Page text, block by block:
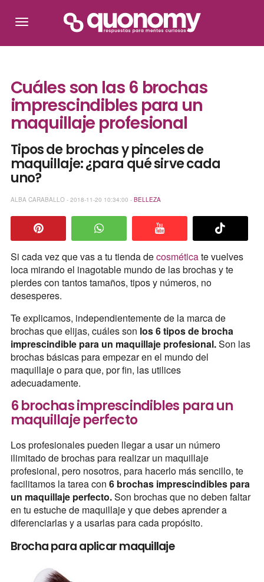
Cuáles son las 6 brochas
imprescindibles para un
maquillaje profesional
Tipos de brochas y pinceles de
maquillaje: ¿para qué sirve cada
uno?
ALBA CARABALLO - 2018-11-20 10:34:00 - BELLEZA
Si cada vez que vas a tu tienda decosméticate vuelves
loca mirando el inagotable mundo de las brochas y te
pierdes con tantos tamaños, tipos y números, no
desesperes.
Te explicamos, independientemente de la marca de
brochas que elijas, cuáles son los 6 tipos de brocha
imprescindible para un maquillaje profesional.Son las
brochas básicas para empezar en el mundo del
maquillaje o para que, por fin, las utilices
adecuadamente.
6 brochas imprescindibles para un
maquillaje perfecto
Los profesionales pueden llegar a usar un número
ilimitado de brochas para realizar un maquillaje
profesional, pero nosotros, para hacerlo más sencillo, te
facilitamos la tarea con 6 brochas imprescindibles para
un maquillaje perfecto.Son brochas que no deben faltar
en tu estuche de maquillaje y que debes aprender a
diferenciarlas y a usarlas para cada propósito.
Brocha para aplicar maquillaje